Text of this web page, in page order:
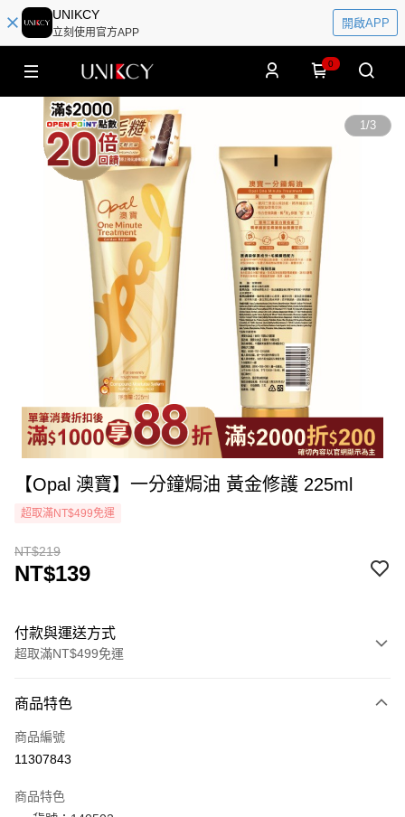
UNIKCY
立刻使用官方APP
開啟APP
0
1/3
【Opal 澳寶】一分鐘焗油 黃金修護 225ml
超取滿NT$499免運
NT$219
NT$139
付款與運送方式
超取滿NT$499免運
icash Pay
信用卡一次付款
商品特色
商品編號
11307843
商品特色